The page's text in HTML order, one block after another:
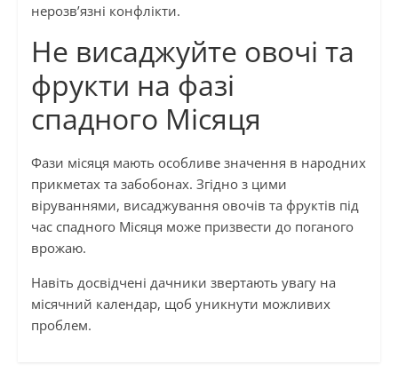
нерозв’язні конфлікти.
Не висаджуйте овочі та
фрукти на фазі
спадного Місяця
Фази місяця мають особливе значення в народних
прикметах та забобонах. Згідно з цими
віруваннями, висаджування овочів та фруктів під
час спадного Місяця може призвести до поганого
врожаю.
Навіть досвідчені дачники звертають увагу на
місячний календар, щоб уникнути можливих
проблем.